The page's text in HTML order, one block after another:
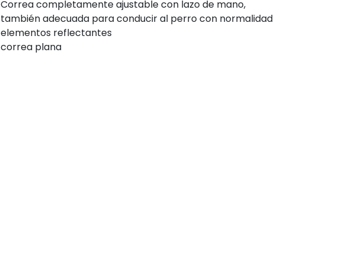
Correa completamente ajustable con lazo de mano,
también adecuada para conducir al perro con normalidad
elementos reflectantes
correa plana